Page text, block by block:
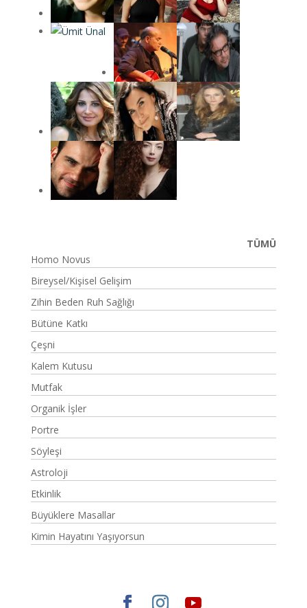
TÜMÜ
Homo Novus
Bireysel/Kişisel Gelişim
Zihin Beden Ruh Sağlığı
Bütüne Katkı
Çeşni
Kalem Kutusu
Mutfak
Organik İşler
Portre
Söyleşi
Astroloji
Etkinlik
Büyüklere Masallar
Kimin Hayatını Yaşıyorsun